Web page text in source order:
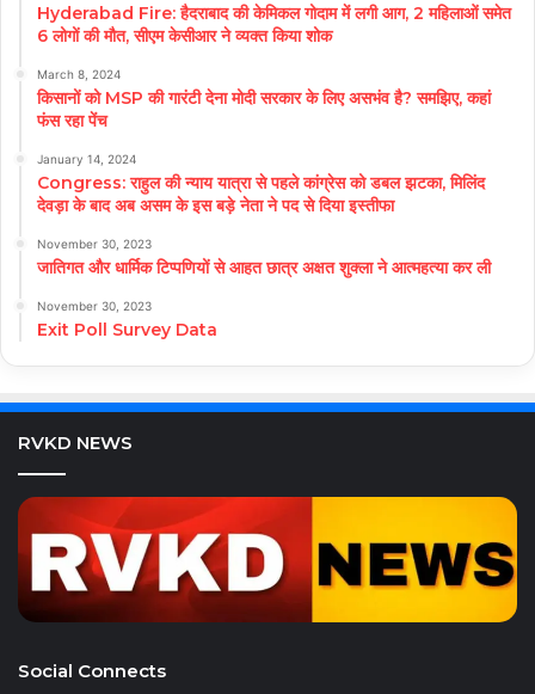
Hyderabad Fire: हैदराबाद की केमिकल गोदाम में लगी आग, 2 महिलाओं समेत
6 लोगों की मौत, सीएम केसीआर ने व्यक्त किया शोक
March 8, 2024
किसानों को MSP की गारंटी देना मोदी सरकार के लिए असभंव है? समझिए, कहां
फंस रहा पेंच
January 14, 2024
Congress: राहुल की न्याय यात्रा से पहले कांग्रेस को डबल झटका, मिलिंद
देवड़ा के बाद अब असम के इस बड़े नेता ने पद से दिया इस्तीफा
November 30, 2023
जातिगत और धार्मिक टिप्पणियों से आहत छात्र अक्षत शुक्ला ने आत्महत्या कर ली
November 30, 2023
Exit Poll Survey Data
RVKD NEWS
Social Connects